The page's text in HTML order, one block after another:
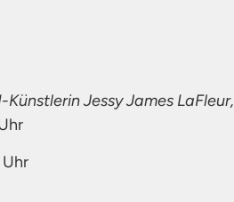
Jessy James LaFleur,
Uhr